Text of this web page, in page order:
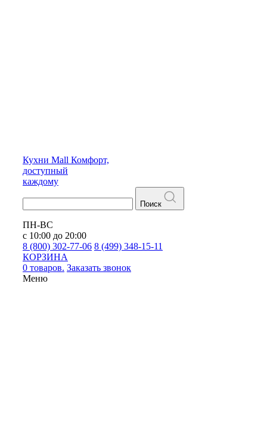
Кухни Mall Комфорт,
доступный
каждому
Поиск
ПН-ВС
с 10:00 до 20:00
8 (800) 302-77-06 8 (499) 348-15-11
КОРЗИНА
0 товаров. Заказать звонок
Меню